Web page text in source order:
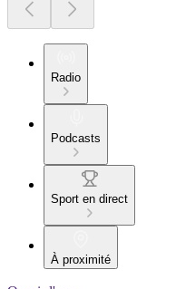
Radio
Podcasts
Sport en direct
À proximité